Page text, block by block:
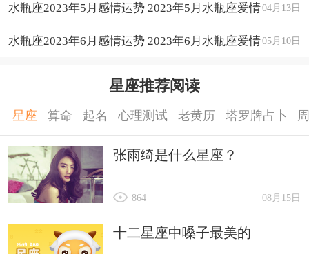
04月13日
水瓶座2023年5月感情运势 2023年5月水瓶座爱情
运程详解 05月10日
水瓶座2023年6月感情运势 2023年6月水瓶座爱情
星座推荐阅读
星座 算命 起名 心理测试 老黄历 塔罗牌占卜
张雨绮是什么星座？
08月15日
864
十二星座中嗓子最美的